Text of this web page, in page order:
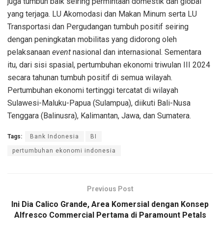
yang terjaga. LU Akomodasi dan Makan Minum serta LU
Transportasi dan Pergudangan tumbuh positif seiring
dengan peningkatan mobilitas yang didorong oleh
pelaksanaan event nasional dan internasional. Sementara
itu, dari sisi spasial, pertumbuhan ekonomi triwulan III 2024
secara tahunan tumbuh positif di semua wilayah.
Pertumbuhan ekonomi tertinggi tercatat di wilayah
Sulawesi-Maluku-Papua (Sulampua), diikuti Bali-Nusa
Tenggara (Balinusra), Kalimantan, Jawa, dan Sumatera.
Tags: Bank Indonesia BI
pertumbuhan ekonomi indonesia
Previous Post
Ini Dia Calico Grande, Area Komersial dengan Konsep
Alfresco Commercial Pertama di Paramount Petals